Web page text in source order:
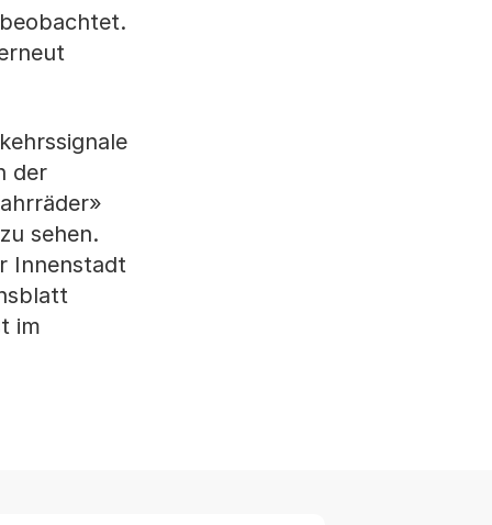
der
sehen.
Innenstadt
im